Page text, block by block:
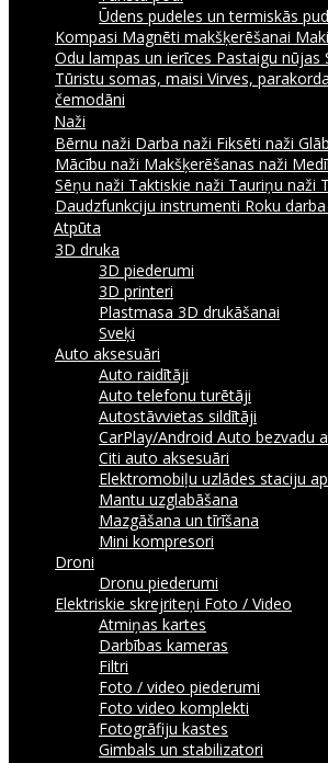
Ūdens pudeles un termiskās
Kompasi Magnēti makšķerēšanai Maki
Odu lampas un ierīces Pastaigu nūjas
Tūristu somas, maisi Virves,
čemodāni
Naži
Bērnu naži Darba naži Fiksēti naži
Mācību naži Makšķerēšanas naži
Sēņu naži Taktiskie naži Tauriņu naži
Daudzfunkciju instrumenti Roku
Atpūta
3D druka
3D piederumi
3D printeri
Plastmasa 3D drukāšanai
Sveķi
Auto aksesuāri
Auto raidītāji
Auto telefonu turētāji
Autostāvvietas sildītāji
CarPlay/Android Auto bezvadu
Citi auto aksesuāri
Elektromobiļu uzlādes staciju
Mantu uzglabāšana
Mazgāšana un tīrīšana
Mini kompresori
Droni
Dronu piederumi
Elektriskie skrejriteņi Foto / Video
Atmiņas kartes
Darbības kameras
Filtri
Foto / video piederumi
Foto video komplekti
Fotogrāfiju kastes
Gimbals un stabilizatori